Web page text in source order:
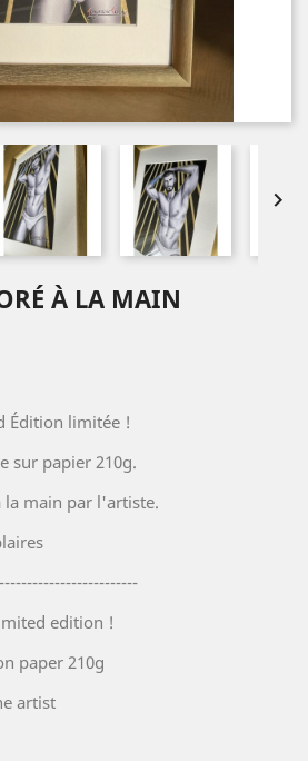

À LA MAIN
Édition limitée !
sur papier 210g.
la main par l'artiste.
edition !
paper 210g
artist